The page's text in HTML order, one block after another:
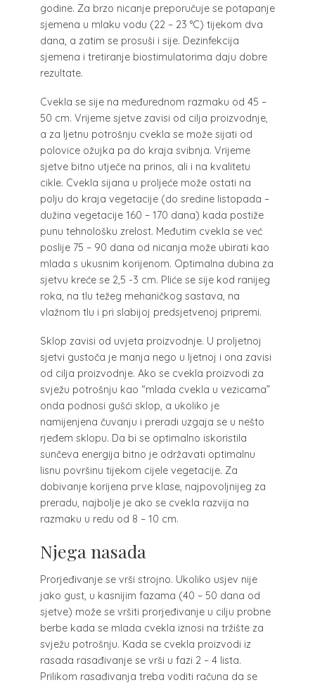
godine. Za brzo nicanje preporučuje se potapanje
sjemena u mlaku vodu (22 – 23 °C) tijekom dva
dana, a zatim se prosuši i sije. Dezinfekcija
sjemena i tretiranje biostimulatorima daju dobre
rezultate.
Cvekla se sije na međurednom razmaku od 45 –
50 cm. Vrijeme sjetve zavisi od cilja proizvodnje,
a za ljetnu potrošnju cvekla se može sijati od
polovice ožujka pa do kraja svibnja. Vrijeme
sjetve bitno utječe na prinos, ali i na kvalitetu
cikle. Cvekla sijana u proljeće može ostati na
polju do kraja vegetacije (do sredine listopada –
dužina vegetacije 160 – 170 dana) kada postiže
punu tehnološku zrelost. Međutim cvekla se već
poslije 75 – 90 dana od nicanja može ubirati kao
mlada s ukusnim korijenom. Optimalna dubina za
sjetvu kreće se 2,5 -3 cm. Pliće se sije kod ranijeg
roka, na tlu težeg mehaničkog sastava, na
vlažnom tlu i pri slabijoj predsjetvenoj pripremi.
Sklop zavisi od uvjeta proizvodnje. U proljetnoj
sjetvi gustoča je manja nego u ljetnoj i ona zavisi
od cilja proizvodnje. Ako se cvekla proizvodi za
svježu potrošnju kao “mlada cvekla u vezicama”
onda podnosi gušći sklop, a ukoliko je
namijenjena čuvanju i preradi uzgaja se u nešto
rjeđem sklopu. Da bi se optimalno iskoristila
sunčeva energija bitno je održavati optimalnu
lisnu površinu tijekom cijele vegetacije. Za
dobivanje korijena prve klase, najpovoljnijeg za
preradu, najbolje je ako se cvekla razvija na
razmaku u redu od 8 – 10 cm.
Njega nasada
Prorjeđivanje se vrši strojno. Ukoliko usjev nije
jako gust, u kasnijim fazama (40 – 50 dana od
sjetve) može se vršiti prorjeđivanje u cilju probne
berbe kada se mlada cvekla iznosi na tržište za
svježu potrošnju. Kada se cvekla proizvodi iz
rasada rasađivanje se vrši u fazi 2 – 4 lista.
Prilikom rasađivanja treba voditi računa da se